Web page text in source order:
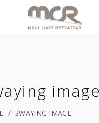
image
/ SWAYING IMAGE